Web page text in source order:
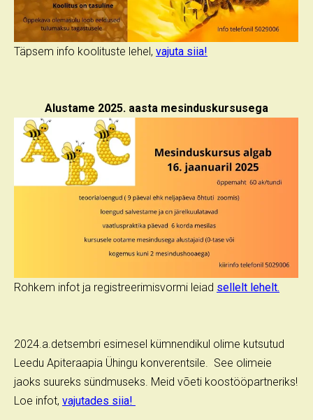
Täpsem info koolituste lehel, vajuta siia!
Alustame 2025. aasta mesinduskursusega
Rohkem infot ja registreerimisvormi leiad sellelt lehelt.
2024.a.detsembri esimesel kümnendikul olime kutsutud
Leedu Apiteraapia Ühingu konverentsile. See olimeie
jaoks suureks sündmuseks. Meid võeti koostööpartneriks!
Loe infot, vajutades siia!